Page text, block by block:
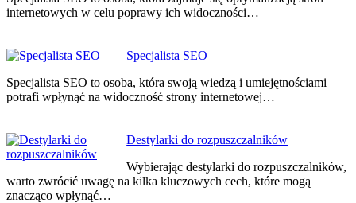
internetowych w celu poprawy ich widoczności…
Specjalista SEO
Specjalista SEO to osoba, która swoją wiedzą i umiejętnościami
potrafi wpłynąć na widoczność strony internetowej…
Destylarki do rozpuszczalników
Wybierając destylarki do rozpuszczalników,
warto zwrócić uwagę na kilka kluczowych cech, które mogą
znacząco wpłynąć…